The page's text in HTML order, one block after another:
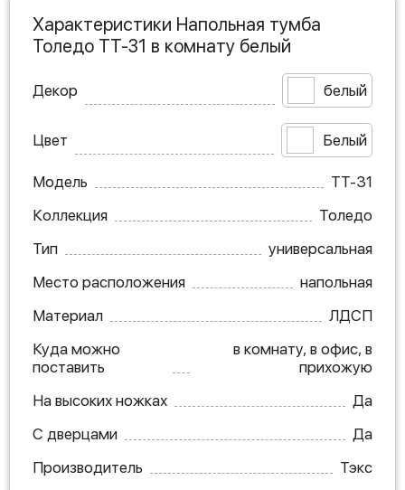
Характеристики Напольная тумба
Толедо ТТ-31 в комнату белый
Декор белый
Цвет Белый
Модель
ТТ-31
Коллекция
Толедо
Тип
универсальная
Место расположения
напольная
Материал
ЛДСП
Куда можно
поставить
в комнату, в офис, в
прихожую
На высоких ножках
Да
С дверцами
Да
Производитель
Тэкс